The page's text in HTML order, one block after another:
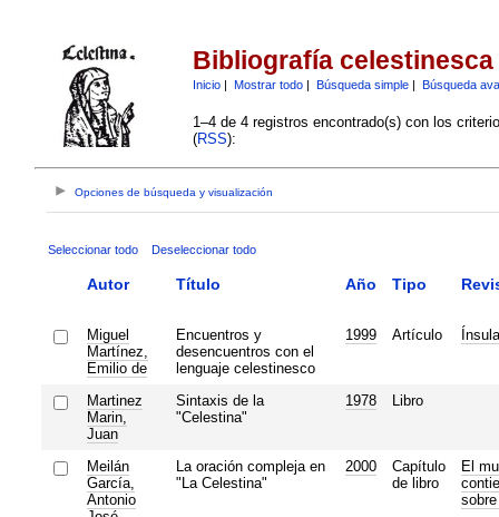
Bibliografía celestinesca
Inicio| Mostrar todo| Búsqueda simple| Búsqueda
1–4 de 4 registros encontrado(s) con los
(RSS):
Opciones de búsqueda y visualización
Seleccionar todo Deseleccionar todo
Autor Título Año Tipo
Miguel
Martínez,
Emilio de
Encuentros y
desencuentros con el
lenguaje celestinesco
1999 Artículo Ínsula
Martinez
Marin,
Juan
Sintaxis de la
"Celestina"
1978 Libro
Meilán
García,
Antonio
La oración compleja en
"La Celestina"
2000
Capítulo
de libro
El